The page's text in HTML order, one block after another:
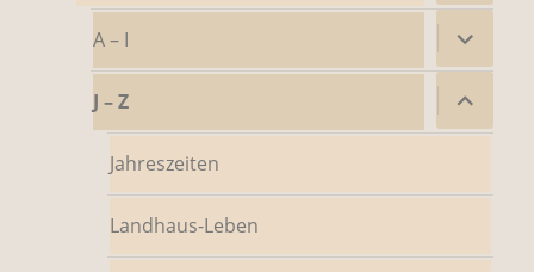
A – I Untermenü
öffnen
J – Z Untermenü
öffnen
Jahreszeiten
Landhaus-Leben